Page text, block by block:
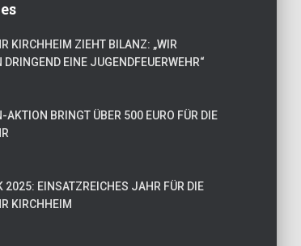
KIRCHHEIM ZIEHT BILANZ: „WIR
DRINGEND EINE JUGENDFEUERWEHR“
AKTION BRINGT ÜBER 500 EURO FÜR DIE
2025: EINSATZREICHES JAHR FÜR DIE
KIRCHHEIM